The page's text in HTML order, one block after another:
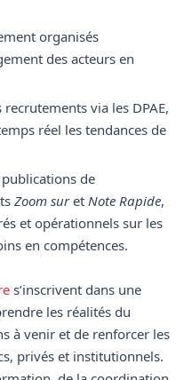
organisés
des acteurs en
recrutements via les DPAE,
réel les tendances de
de
Zoom suret Note Rapide,
et opérationnels sur les
en compétences.
s’inscrivent dans une
les réalités du
à venir et de renforcer les
privés et institutionnels.